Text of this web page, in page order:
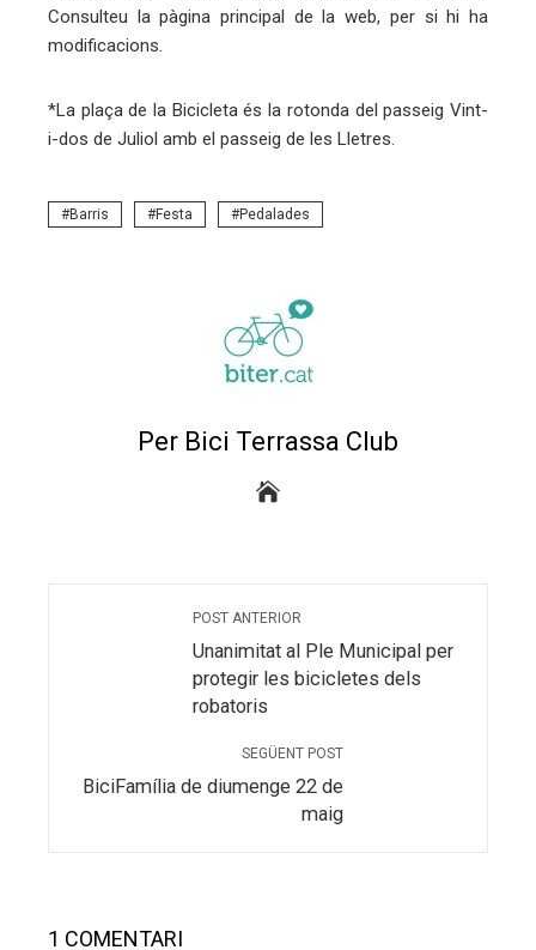
Consulteu la pàgina principal de la web, per si hi ha
modificacions.
*La plaça de la Bicicleta és la rotonda del passeig Vint-
i-dos de Juliol amb el passeig de les Lletres.
Barris Festa Pedalades
Per Bici Terrassa Club
POST ANTERIOR
Unanimitat al Ple Municipal per
protegir les bicicletes dels
robatoris
SEGÜENT POST
BiciFamília de diumenge 22 de
maig
1 COMENTARI